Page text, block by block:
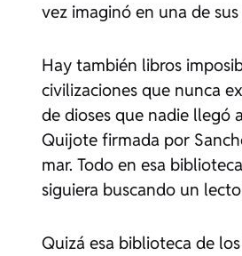
vez imaginó en una de
Hay también libros
civilizaciones que nunca
de dioses que nadie llegó
Quijote firmada por
mar. Todo en esa
siguiera buscando un
Quizá esa biblioteca de